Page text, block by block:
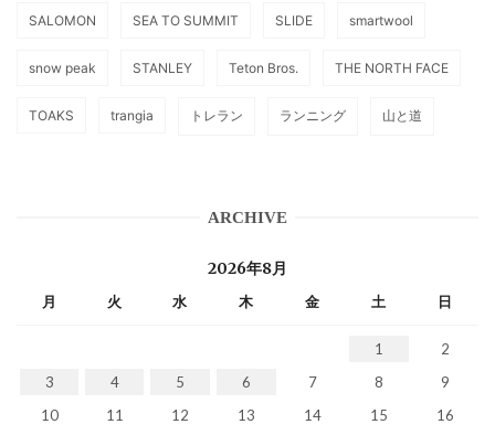
SALOMON SEA TO SUMMIT SLIDE smartwool
snow peak STANLEY Teton Bros. THE NORTH FACE
TOAKS trangia トレラン ランニング 山と道
ARCHIVE
2026年8月
月 火 水 木 金 土 日
1
2
3
4 5 6 7 8
9
10
11 12 13 14 15 16